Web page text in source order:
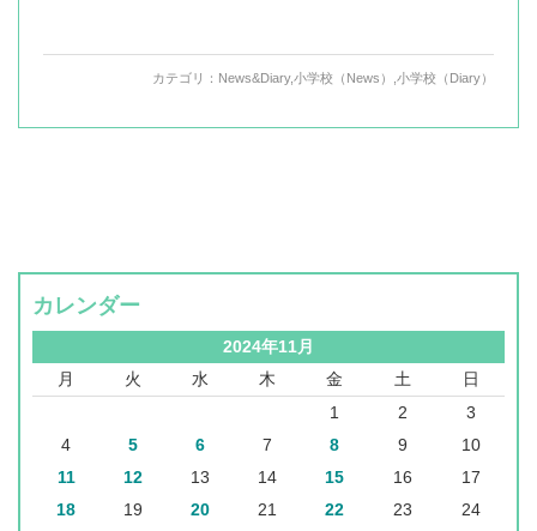
カテゴリ： News&Diary,小学校（News） 小学校（Diary）
カレンダー
2024年11月
月
火 水 木 金 土 日
1 2
3
4
5 6 7 8 9
10
11
12 13 14 15 16
17
18
19 20 21 22 23
24